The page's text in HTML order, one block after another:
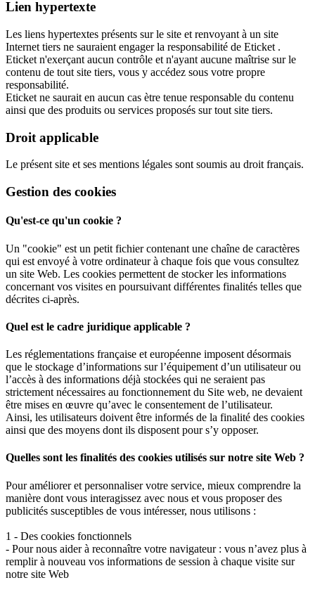
Lien hypertexte
Les liens hypertextes présents sur le site et renvoyant à un site
Internet tiers ne sauraient engager la responsabilité de Eticket .
Eticket n'exerçant aucun contrôle et n'ayant aucune maîtrise sur le
contenu de tout site tiers, vous y accédez sous votre propre
responsabilité.
Eticket ne saurait en aucun cas ètre tenue responsable du contenu
ainsi que des produits ou services proposés sur tout site tiers.
Droit applicable
Le présent site et ses mentions légales sont soumis au droit français.
Gestion des cookies
Qu'est-ce qu'un cookie ?
Un "cookie" est un petit fichier contenant une chaîne de caractères
qui est envoyé à votre ordinateur à chaque fois que vous consultez
un site Web. Les cookies permettent de stocker les informations
concernant vos visites en poursuivant différentes finalités telles que
décrites ci-après.
Quel est le cadre juridique applicable ?
Les réglementations française et européenne imposent désormais
que le stockage d’informations sur l’équipement d’un utilisateur ou
l’accès à des informations déjà stockées qui ne seraient pas
strictement nécessaires au fonctionnement du Site web, ne devaient
être mises en œuvre qu’avec le consentement de l’utilisateur.
Ainsi, les utilisateurs doivent être informés de la finalité des cookies
ainsi que des moyens dont ils disposent pour s’y opposer.
Quelles sont les finalités des cookies utilisés sur notre site Web ?
Pour améliorer et personnaliser votre service, mieux comprendre la
manière dont vous interagissez avec nous et vous proposer des
publicités susceptibles de vous intéresser, nous utilisons :
1 - Des cookies fonctionnels
- Pour nous aider à reconnaître votre navigateur : vous n’avez plus à
remplir à nouveau vos informations de session à chaque visite sur
notre site Web